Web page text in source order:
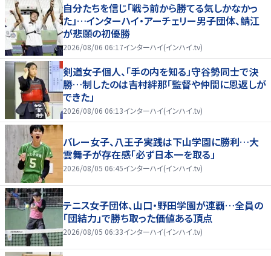
自分たちを信じ「戦う前から勝てる気しかなかっ
た」…インターハイ・アーチェリー男子団体、鯖江
が悲願の初優勝
2026/08/06 06:17インターハイ(インハイ.tv)
剣道女子個人、「手の内を知る」守谷勢同士で決
勝…制したのは吉村絆那「監督や仲間に恩返しが
できた」
2026/08/06 06:13インターハイ(インハイ.tv)
バレー女子、八王子実践は下山学園に勝利…大
雲舞子が存在感「必ず日本一を取る」
2026/08/05 06:45インターハイ(インハイ.tv)
テニス女子団体、山口・野田学園が連覇…全員の
「団結力」で勝ち取った価値ある頂点
2026/08/05 06:33インターハイ(インハイ.tv)